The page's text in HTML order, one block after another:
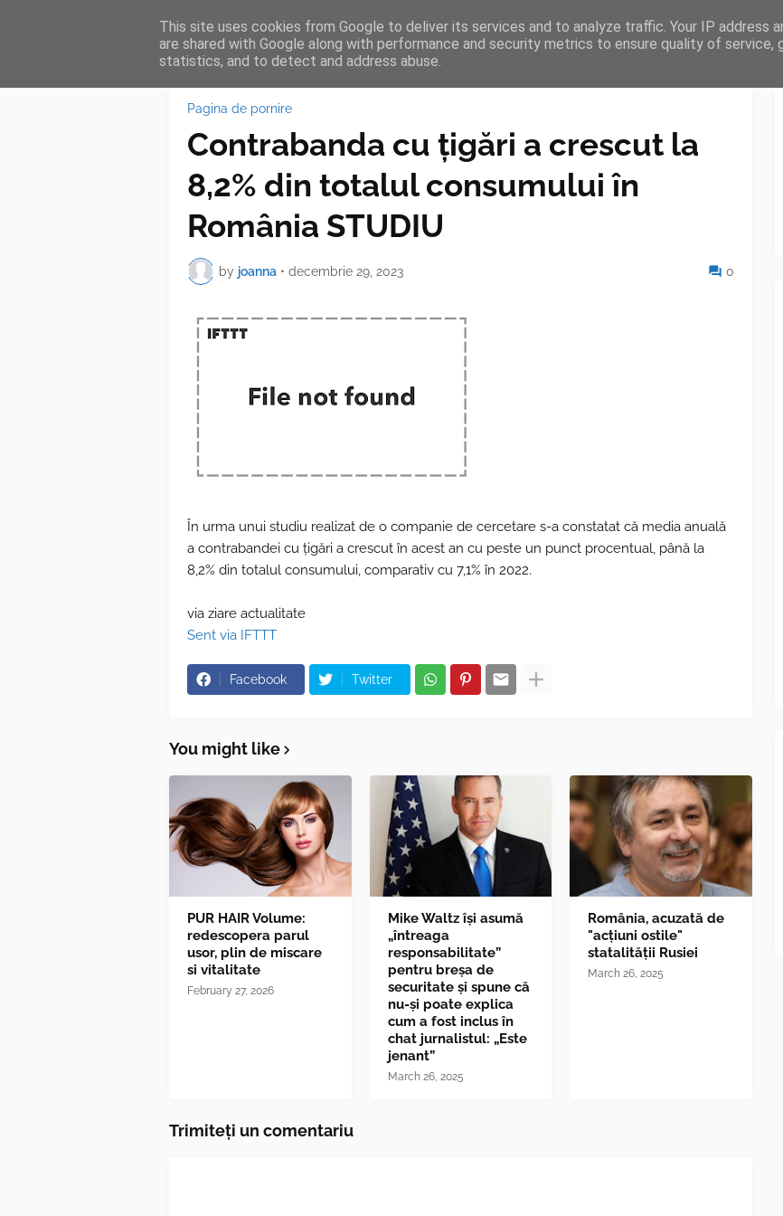
HOME FEATURES BLOGGER TIPOGRAPHY SHORTCODES
Pagina de pornire
Contrabanda cu țigări a crescut la
8,2% din totalul consumului în
România STUDIU
by joanna • decembrie 29, 2023 0
În urma unui studiu realizat de o companie de cercetare s-a constatat că media anuală
a contrabandei cu ţigări a crescut în acest an cu peste un punct procentual, până la
8,2% din totalul consumului, comparativ cu 7,1% în 2022.
via ziare actualitate
Sent via IFTTT
Facebook Twitter
You might like
PUR HAIR Volume:
redescopera parul
usor, plin de miscare
si vitalitate
February 27, 2026
Mike Waltz îşi asumă
„întreaga
responsabilitate”
pentru breşa de
securitate și spune că
nu-și poate explica
cum a fost inclus în
chat jurnalistul: „Este
jenant”
March 26, 2025
România, acuzată de
"acțiuni ostile"
statalității Rusiei
March 26, 2025
Trimiteți un comentariu
This site uses cookies from Google to deliver its services and to analyze traffic. Your IP address
are shared with Google along with performance and security metrics to ensure quality of service,
statistics, and to detect and address abuse.